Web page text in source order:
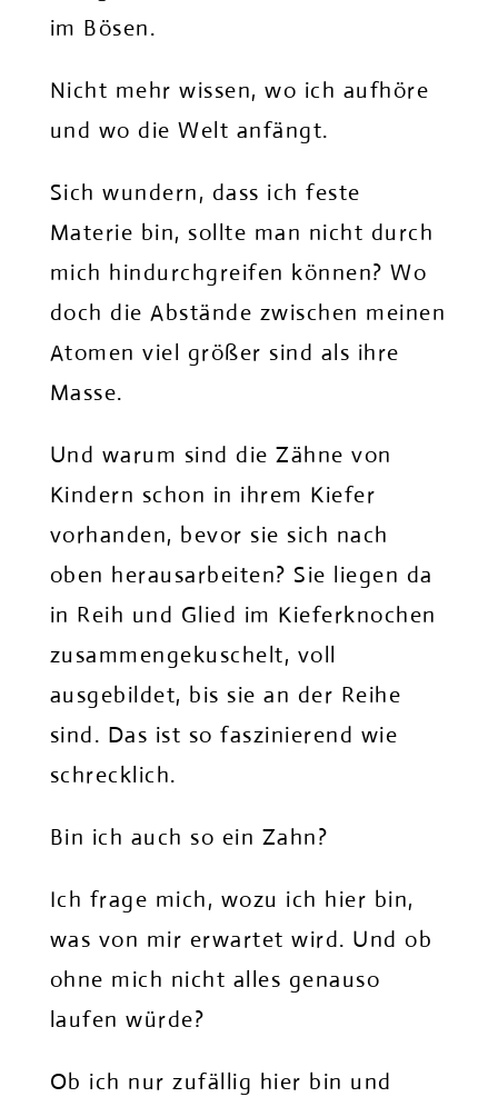
im Bösen.
Nicht mehr wissen, wo ich aufhöre
und wo die Welt anfängt.
Sich wundern, dass ich feste
Materie bin, sollte man nicht durch
mich hindurchgreifen können? Wo
doch die Abstände zwischen meinen
Atomen viel größer sind als ihre
Masse.
Und warum sind die Zähne von
Kindern schon in ihrem Kiefer
vorhanden, bevor sie sich nach
oben herausarbeiten? Sie liegen da
in Reih und Glied im Kieferknochen
zusammengekuschelt, voll
ausgebildet, bis sie an der Reihe
sind. Das ist so faszinierend wie
schrecklich.
Bin ich auch so ein Zahn?
Ich frage mich, wozu ich hier bin,
was von mir erwartet wird. Und ob
ohne mich nicht alles genauso
laufen würde?
Ob ich nur zufällig hier bin und